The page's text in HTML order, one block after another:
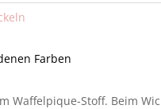
Farben
Waffelpique-Stoff. Beim